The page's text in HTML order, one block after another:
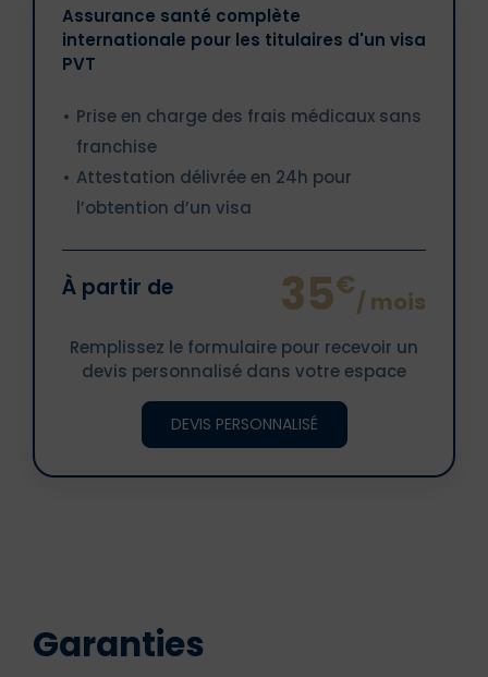
Assurance santé complète
internationale pour les titulaires d'un visa
PVT
Prise en charge des frais médicaux sans
franchise
Attestation délivrée en 24h pour
l’obtention d’un visa
À partir de 35€/ mois
Remplissez le formulaire pour recevoir un
devis personnalisé dans votre espace
DEVIS PERSONNALISÉ
Garanties